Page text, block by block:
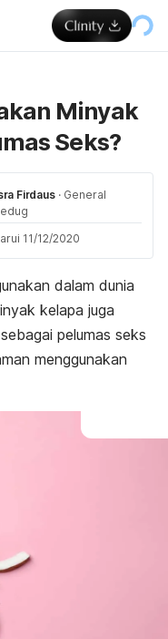
Minyak
Seks?
Firdaus · General
11/12/2020
dalam dunia
kelapa juga
pelumas seks
menggunakan